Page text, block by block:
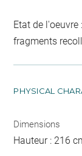
Etat de l'oeuvre
fragments
PHYSICAL
Dimensions
Hauteur : 216